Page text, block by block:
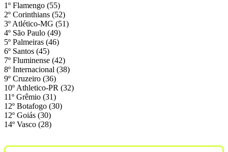
1º Flamengo (55)
2º Corinthians (52)
3º Atlético-MG (51)
4º São Paulo (49)
5º Palmeiras (46)
6º Santos (45)
7º Fluminense (42)
8º Internacional (38)
9º Cruzeiro (36)
10º Athletico-PR (32)
11º Grêmio (31)
12º Botafogo (30)
12º Goiás (30)
14º Vasco (28)